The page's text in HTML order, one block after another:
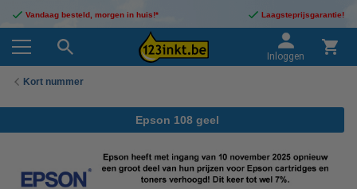
Vandaag besteld, morgen in huis!* Laagsteprijsgarantie!
Inloggen
Kort nummer
Epson 108 geel